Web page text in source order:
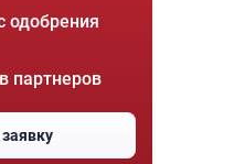
одобрения
партнеров